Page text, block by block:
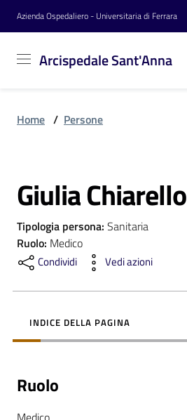
Vai al contenuto
Vai alla navigazione
Vai al footer
Azienda Ospedaliero - Universitaria di Ferrara
Arcispedale Sant'Anna
Sant'Anna
Azienda
Servizi
Reparti
Novità
Home / Persone
Salta al contenuto
Giulia Chiarello
Tipologia persona: Sanitaria
Ruolo: Medico
Condividi Vedi azioni
INDICE DELLA PAGINA
Ruolo